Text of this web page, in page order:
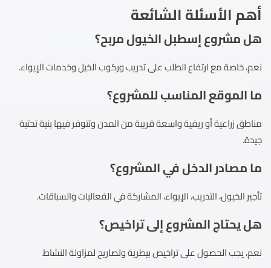
أهم الأسئلة الشائعة
هل مشروع إسطبل الخيول مربح؟
نعم، خاصة مع ارتفاع الطلب على تدريب وركوب الخيل وخدمات الإيواء.
ما الموقع المناسب للمشروع؟
مناطق زراعية أو ريفية واسعة قريبة من المدن وتتوفر فيها بنية تحتية
جيدة.
ما مصادر الدخل في المشروع؟
تأجير الخيول، التدريب، الإيواء، المشاركة في الفعاليات والسباقات.
هل يحتاج المشروع إلى تراخيص؟
نعم، يجب الحصول على تراخيص بيطرية وتصاريح لمزاولة النشاط.